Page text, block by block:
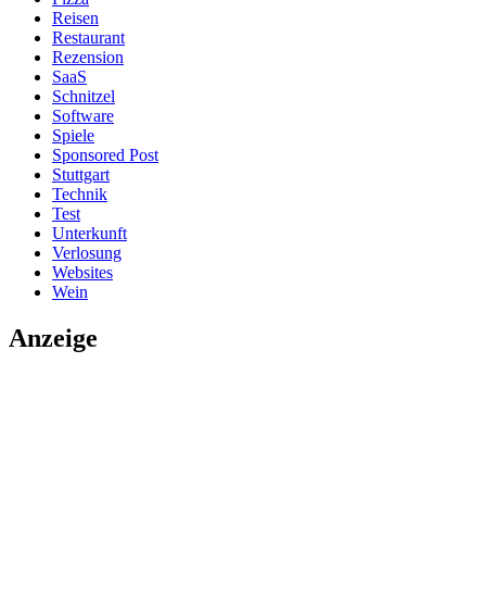
Reisen
Restaurant
Rezension
SaaS
Schnitzel
Software
Spiele
Sponsored Post
Stuttgart
Technik
Test
Unterkunft
Verlosung
Websites
Wein
Anzeige